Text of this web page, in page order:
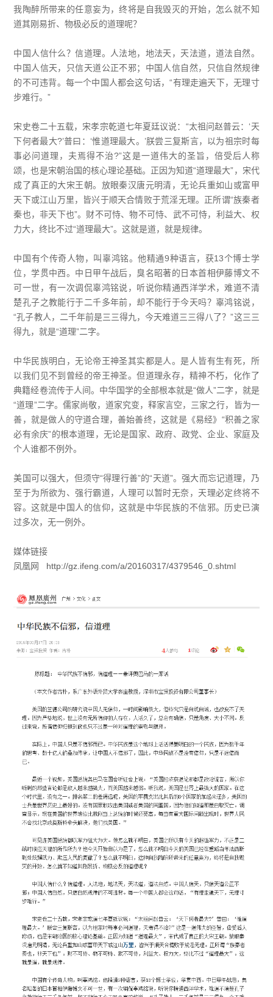
我陶醉所带来的任意妄为，终将是自我毁灭的开始，怎么就不知
道其刚易折、物极必反的道理呢？
中国人信什么？信道理。人法地，地法天，天法道，道法自然。
中国人信天，只信天道公正不邪；中国人信自然，只信自然规律
的不可违背。每一个中国人都会这句话，“有理走遍天下，无理寸
步难行。”
宋史卷二十五载，宋孝宗乾道七年夏廷议说：“太祖问赵普云：‘天
下何者最大?’普曰：‘惟道理最大。’朕尝三复斯言，以为祖宗时每
事必问道理，夫焉得不治?”这是一道伟大的圣旨，倍受后人称
颂，也是宋朝治国的核心理论基础。正因为知道“道理最大”，宋代
成了真正的大宋王朝。放眼秦汉唐元明清，无论兵重如山或富甲
天下或江山万里，皆兴于顺天合情败于荒淫无理。正所谓“族秦者
秦也，非天下也”。财不可恃、物不可恃、武不可恃，利益大、权
力大，终比不过“道理最大”。这就是道，就是规律。
中国有个传奇人物，叫辜鸿铭。他精通9种语言，获13个博士学
位，学贯中西。中日甲午战后，臭名昭著的日本首相伊藤博文不
可一世，有一次调侃辜鸿铭说，听说你精通西洋学术，难道不清
楚孔子之教能行于二千多年前，却不能行于今天吗？辜鸿铭说，
“孔子教人，二千年前是三三得九，今天难道三三得八了？”这三三
得九，就是“道理”二字。
中华民族明白，无论帝王神圣其实都是人。是人皆有生有死，所
以我们见不到曾经的帝王神圣。但道理永存，精神不朽，化作了
典籍经卷流传于人间。中华国学的全部根本就是“做人”二字，就是
“道理”二字。儒家尚敬，道家究变，释家言空，三家之行，皆为一
善，就是做人的守道合理，善始善终，这就是《易经》“积善之家
必有余庆”的根本道理，无论是国家、政府、政党、企业、家庭及
个人谁都不例外。
美国可以强大，但须守“得理行善”的“天道”。强大而忘记道理，乃
至于为所欲为、强行霸道，人理可以暂时无奈，天理必定终将不
容。这就是中国人的信仰，这就是中华民族的不信邪。历史已演
过多次，无一例外。
媒体链接
凤凰网 http://gz.ifeng.com/a/20160317/4379546_0.shtml